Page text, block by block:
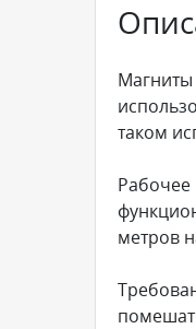
таком
Рабочее
метров